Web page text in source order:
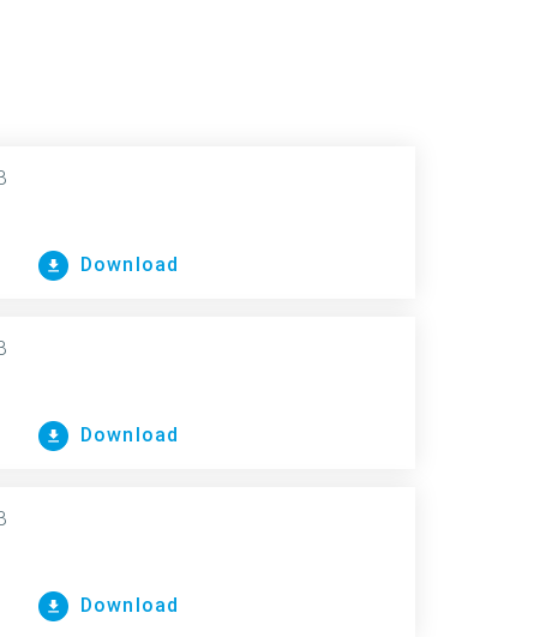
Download
Download
Download